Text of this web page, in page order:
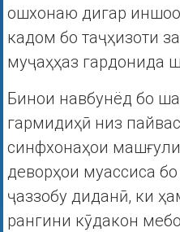
ошхонаю дигар
кадом бо таҷҳизоти
муҷаҳҳаз гардонида
Бинои навбунёд бо
гармидиҳӣ низ
синфхонаҳои
деворҳои муассиса
ҷаззобу диданӣ, ки
рангини кӯдакон